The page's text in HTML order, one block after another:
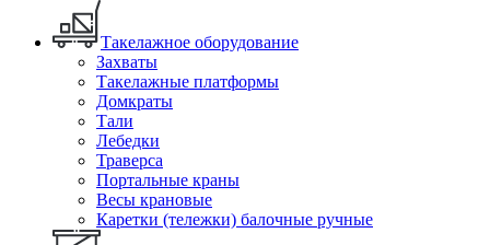
Такелажное оборудование
Захваты
Такелажные платформы
Домкраты
Тали
Лебедки
Траверса
Портальные краны
Весы крановые
Каретки (тележки) балочные ручные